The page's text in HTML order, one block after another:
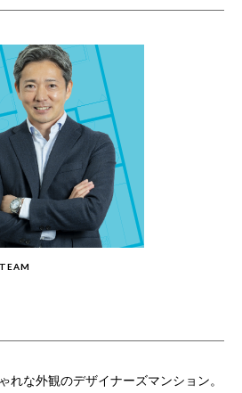
れな外観のデザイナーズマンション。